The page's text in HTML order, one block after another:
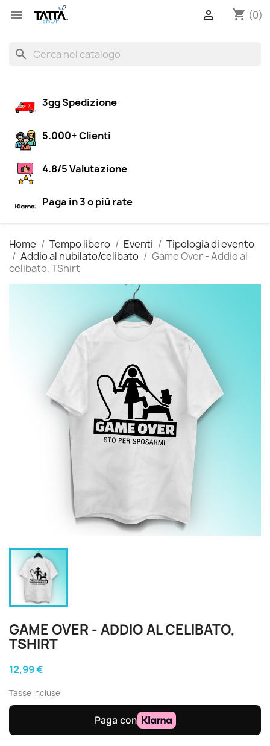
 shopping_cart (0)

search
3gg Spedizione
5.000+ Clienti
4.8/5 Valutazione
Paga in 3 o più rate
Home Tempo libero Eventi
Tipologia di evento
Addio al nubilato/celibato
Game Over - Addio al
celibato, TShirt
GAME OVER - ADDIO AL CELIBATO,
TSHIRT
12,99 €
Tasse incluse